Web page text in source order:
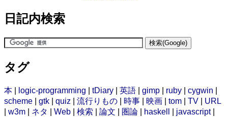
日記内検索
タグ
本 logic-programming tDiary 英語 gimp ruby cygwin
scheme
gtk quiz 流行りもの 時事 映画 tom TV
URL
w3m ネタ Web 検索 論文 圏論 haskell javascript|